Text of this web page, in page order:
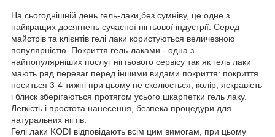
На сьогоднішній день гель-лаки,без сумніву, це одне з
найкращих досягнень сучасної нігтьової індустрії. Серед
майстрів та клієнтів гелі лаки користуються величезною
популярністю. Покриття гель-лаками - одна з
найпопулярніших послуг нігтьового сервісу так як гель лаки
мають ряд переваг перед іншими видами покриття: покриття
носиться 3-4 тижні при цьому не сколюється, колір, яскравість
і блиск зберігаються протягом усього шкарпетки гель лаку.
Легкість і простота нанесення, безпека процедури для
натуральних нігтів.
Гелі лаки KODI відповідають всім цим вимогам, при цьому